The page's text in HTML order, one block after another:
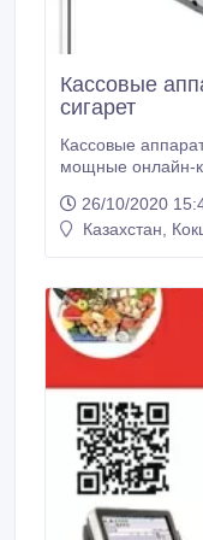
Кассовые
сигарет
Кассовые
мощные онлайн-
маркировки сигарет и
26/10/2020
Казахстан,